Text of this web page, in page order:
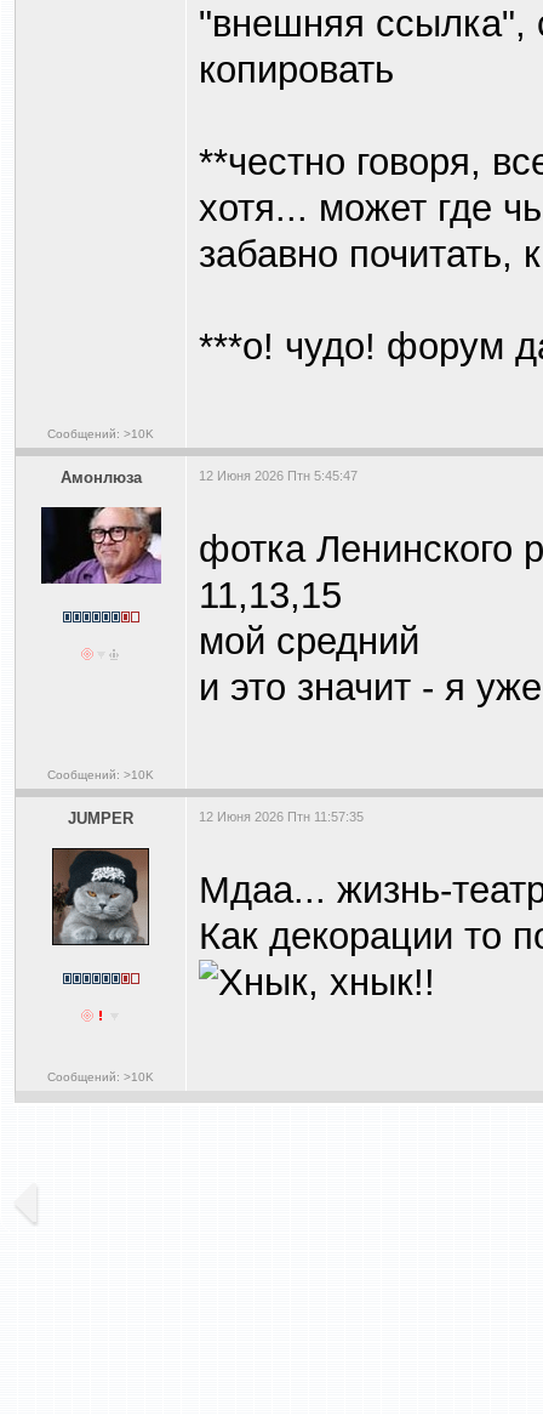
Сообщений: >10K
"внешняя ссылка",
копировать
**честно говоря,
хотя... может где
забавно
***о! чудо! форум
Амонлюза
Сообщений: >10K
12 Июня 2026 Птн 5:45:47
фотка Ленинского
11,13,15
мой средний
и это значит - я
JUMPER
Сообщений: >10K
12 Июня 2026 Птн 11:57:35
Мдаа... жизнь-
Как декорации то